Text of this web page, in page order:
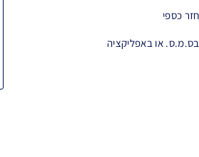
כספי
או באפליקציה